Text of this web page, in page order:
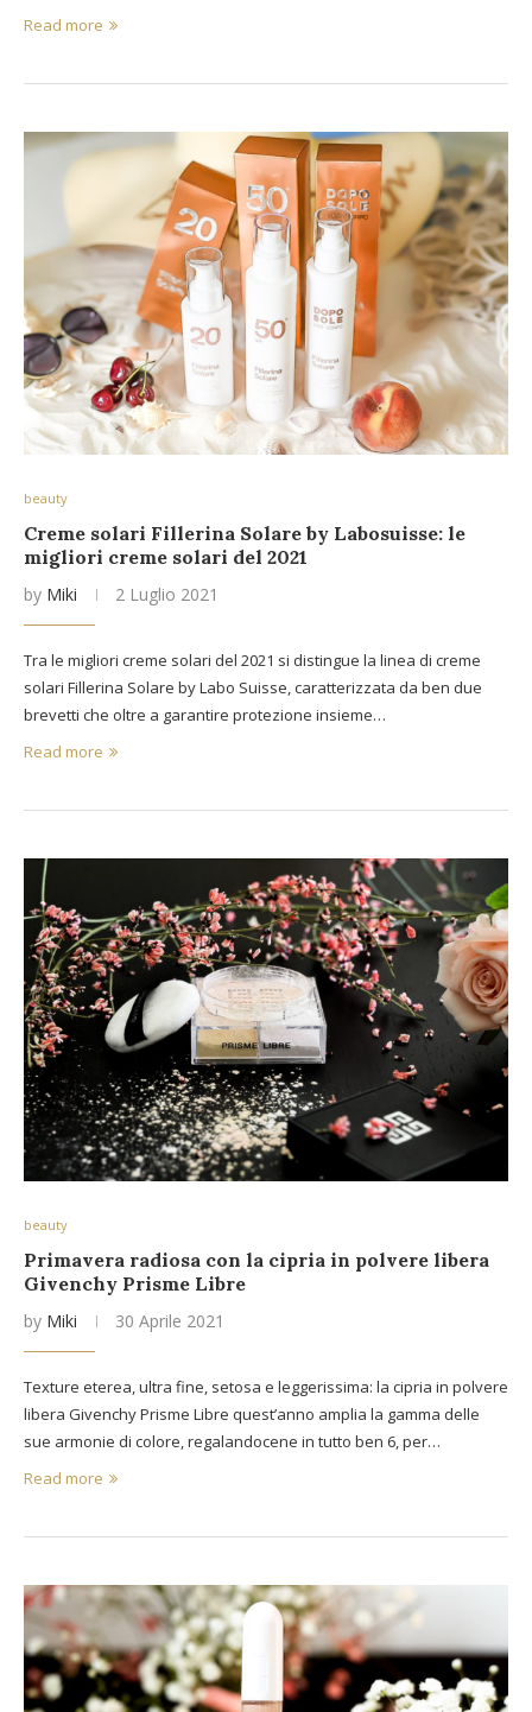
Read more
beauty
Creme solari Fillerina Solare by Labosuisse: le
migliori creme solari del 2021
by Miki 2 Luglio 2021
Tra le migliori creme solari del 2021 si distingue la linea di creme
solari Fillerina Solare by Labo Suisse, caratterizzata da ben due
brevetti che oltre a garantire protezione insieme…
Read more
beauty
Primavera radiosa con la cipria in polvere libera
Givenchy Prisme Libre
by Miki 30 Aprile 2021
Texture eterea, ultra fine, setosa e leggerissima: la cipria in polvere
libera Givenchy Prisme Libre quest’anno amplia la gamma delle
sue armonie di colore, regalandocene in tutto ben 6, per…
Read more